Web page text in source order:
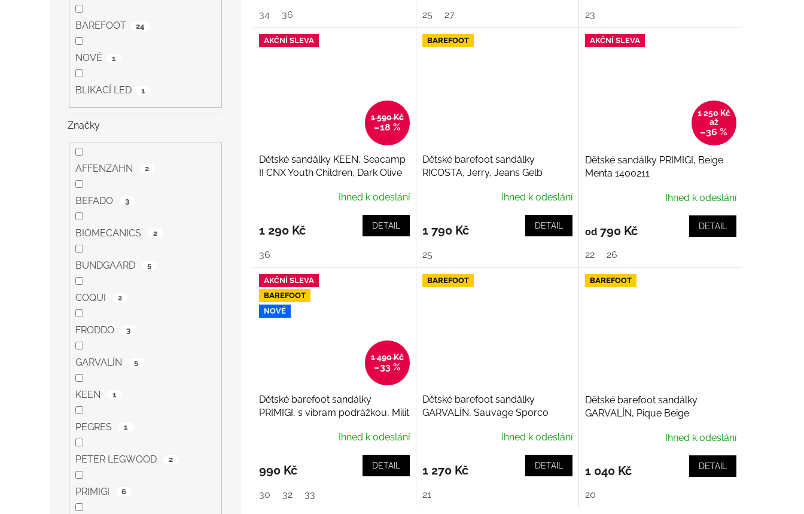
BAREFOOT 24
NOVÉ 1
BLIKACÍ LED 1
Značky
AFFENZAHN 2
BEFADO 3
BIOMECANICS 2
BUNDGAARD 5
COQUI 2
FRODDO 3
GARVALÍN 5
KEEN 1
PEGRES 1
PETER LEGWOOD 2
PRIMIGI 6
34 36 25 27 23
AKČNÍ SLEVA
1 590 Kč
–18 %
Dětské sandálky KEEN, Seacamp
II CNX Youth Children, Dark Olive
Ihned k odeslání
1 290 Kč DETAIL
36
BAREFOOT
Dětské barefoot sandálky
RICOSTA, Jerry, Jeans Gelb
Ihned k odeslání
1 790 Kč DETAIL
25
AKČNÍ SLEVA
1 250 Kč
až
–36 %
Dětské sandálky PRIMIGI, Beige
Menta 1400211
Ihned k odeslání
od 790 Kč DETAIL
22 26
AKČNÍ SLEVA
BAREFOOT
NOVÉ
1 490 Kč
–33 %
Dětské barefoot sandálky
PRIMIGI, s vibram podrážkou, Milit
Ihned k odeslání
990 Kč DETAIL
30 32 33
BAREFOOT
Dětské barefoot sandálky
GARVALÍN, Sauvage Sporco
Ihned k odeslání
1 270 Kč DETAIL
21
BAREFOOT
Dětské barefoot sandálky
GARVALÍN, Pique Beige
Ihned k odeslání
1 040 Kč DETAIL
20